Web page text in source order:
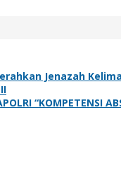
Jenazah
“KOMPETENSI